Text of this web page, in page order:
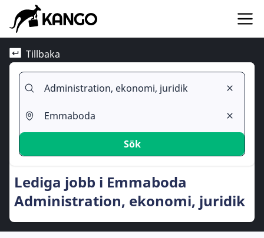
Tillbaka
Sök
Lediga jobb i Emmaboda
Administration, ekonomi, juridik